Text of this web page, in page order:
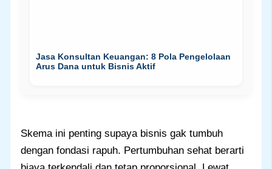
Jasa Konsultan Keuangan: 8 Pola Pengelolaan
Arus Dana untuk Bisnis Aktif
Skema ini penting supaya bisnis gak tumbuh
dengan fondasi rapuh. Pertumbuhan sehat berarti